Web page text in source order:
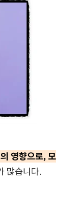
영향으로, 모
많습니다.